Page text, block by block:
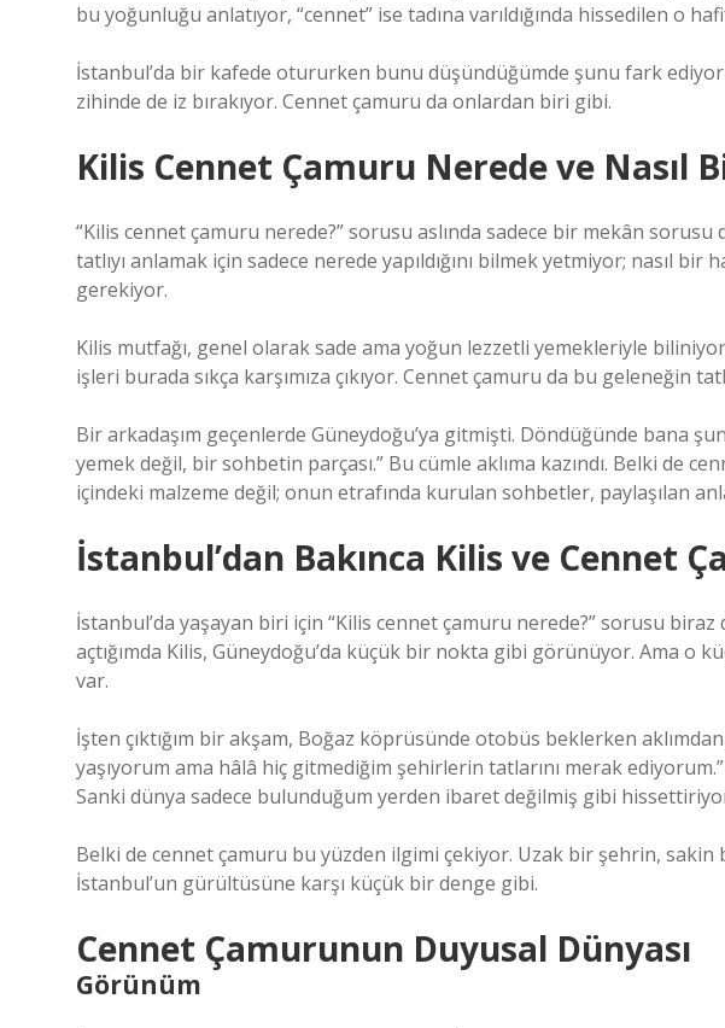
bu yoğunluğu anlatıyor, “cennet” ise tadına varıldığında hissedilen o
İstanbul’da bir kafede otururken bunu düşündüğümde şunu fark
zihinde de iz bırakıyor. Cennet çamuru da onlardan biri gibi.
Kilis Cennet Çamuru Nerede ve Nasıl
“Kilis cennet çamuru nerede?” sorusu aslında sadece bir mekân
tatlıyı anlamak için sadece nerede yapıldığını bilmek yetmiyor; nasıl
gerekiyor.
Kilis mutfağı, genel olarak sade ama yoğun lezzetli yemekleriyle
işleri burada sıkça karşımıza çıkıyor. Cennet çamuru da bu geleneğin
Bir arkadaşım geçenlerde Güneydoğu’ya gitmişti. Döndüğünde bana
yemek değil, bir sohbetin parçası.” Bu cümle aklıma kazındı. Belki de
içindeki malzeme değil; onun etrafında kurulan sohbetler, paylaşılan
İstanbul’dan Bakınca Kilis ve Cennet
İstanbul’da yaşayan biri için “Kilis cennet çamuru nerede?” sorusu biraz
açtığımda Kilis, Güneydoğu’da küçük bir nokta gibi görünüyor. Ama o
var.
İşten çıktığım bir akşam, Boğaz köprüsünde otobüs beklerken
yaşıyorum ama hâlâ hiç gitmediğim şehirlerin tatlarını merak
Sanki dünya sadece bulunduğum yerden ibaret değilmiş gibi
Belki de cennet çamuru bu yüzden ilgimi çekiyor. Uzak bir şehrin,
İstanbul’un gürültüsüne karşı küçük bir denge gibi.
Cennet Çamurunun Duyusal Dünyası
Görünüm